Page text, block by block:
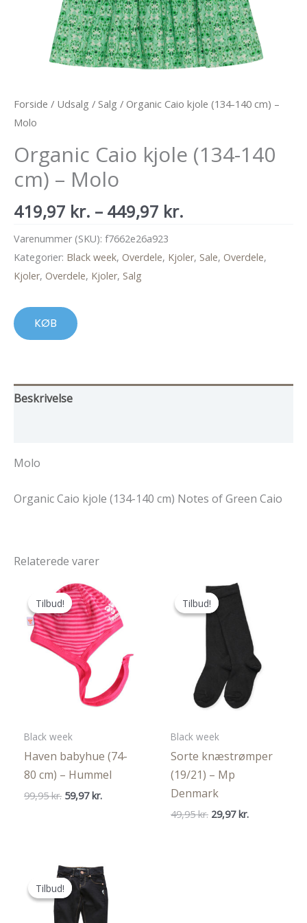
Forside / Udsalg / Salg / Organic Caio kjole (134-140 cm) –
Molo
Organic Caio kjole (134-140
cm) – Molo
419,97 kr. – 449,97 kr.
til
449,97 kr.
Varenummer (SKU): f7662e26a923
Kategorier: Black week, Overdele, Kjoler, Sale, Overdele,
Kjoler, Overdele, Kjoler, Salg
KØB
Beskrivelse
Molo
Organic Caio kjole (134-140 cm) Notes of Green Caio
Relaterede varer
Tilbud!
Tilbud!
Black week
Haven babyhue (74-
80 cm) – Hummel
99,95kr. Den
59,97kr.Den
Tilbud!
Tilbud!
Black week
Sorte knæstrømper
(19/21) – Mp
Denmark
49,95kr. Den
29,97kr.Den
Tilbud!
Tilbud!